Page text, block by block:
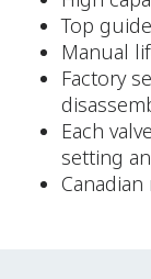
Top
Manual
Factory
Each
setting